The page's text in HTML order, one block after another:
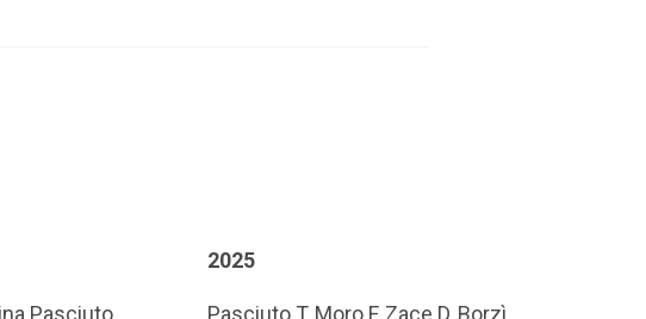
Pasciuto,
2025
Pasciuto T, Moro F, Zace D, Borzì